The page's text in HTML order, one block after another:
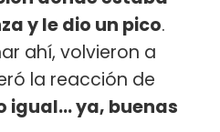
y le dio un pico.
ahí, volvieron a
la reacción de
igual... ya, buenas